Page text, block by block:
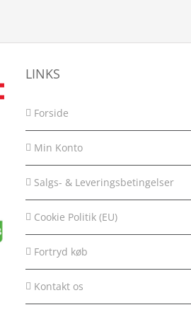
on
product
page
LINKS
Forside
Min Konto
Salgs- & Leveringsbetingelser
Cookie Politik (EU)
Fortryd køb
Kontakt os